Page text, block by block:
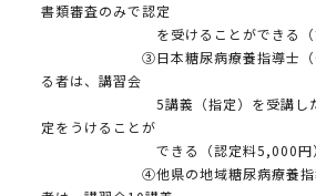
書類審査のみで認定
を受けることができる（認定
③日本糖尿病療養指導士（
る者は、講習会
5講義（指定）を受講した場
定をうけることが
できる（認定料5,000円
④他県の地域糖尿病療養指導士